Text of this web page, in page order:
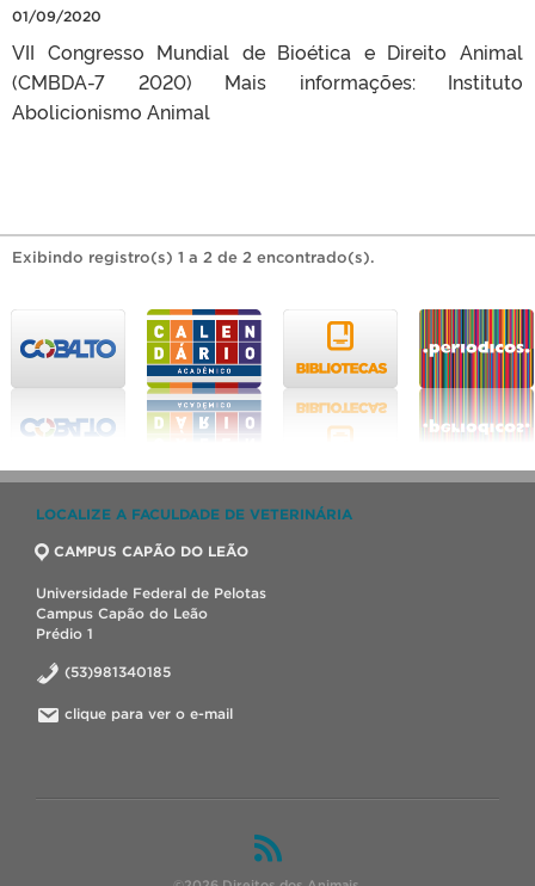
01/09/2020
VII Congresso Mundial de Bioética e Direito Animal
(CMBDA-7 2020) Mais informações: Instituto
Abolicionismo Animal
Exibindo registro(s) 1 a 2 de 2 encontrado(s).
LOCALIZE A FACULDADE DE VETERINÁRIA
CAMPUS CAPÃO DO LEÃO
Universidade Federal de Pelotas
Campus Capão do Leão
Prédio 1
(53)981340185
clique para ver o e-mail